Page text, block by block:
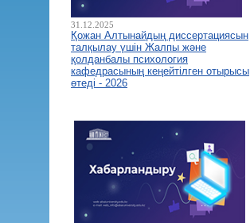
31.12.2025
Қожан Алтынайдың диссертациясын
талқылау үшін Жалпы және
қолданбалы психология
кафедрасының кеңейтілген отырысы
өтеді - 2026